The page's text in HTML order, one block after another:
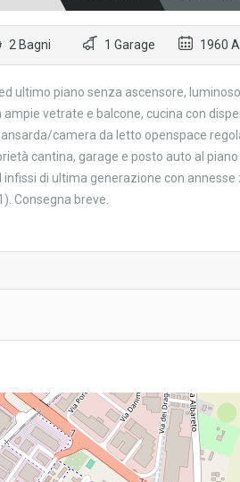
2 Bagni 1 Garage 1960
ultimo piano senza ascensore,
vetrate e balcone, cucina con
camera da letto openspace
cantina, garage e posto auto al
di ultima generazione con
Consegna breve.